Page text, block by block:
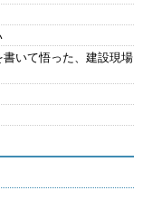
書いて悟った、建設現場